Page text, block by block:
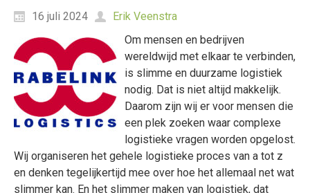
16 juli 2024
Erik Veenstra
Om mensen en bedrijven
wereldwijd met elkaar te verbinden,
is slimme en duurzame logistiek
nodig. Dat is niet altijd makkelijk.
Daarom zijn wij er voor mensen die
een plek zoeken waar complexe
logistieke vragen worden opgelost.
Wij organiseren het gehele logistieke proces van a tot z
en denken tegelijkertijd mee over hoe het allemaal net wat
slimmer kan. En het slimmer maken van logistiek, dat